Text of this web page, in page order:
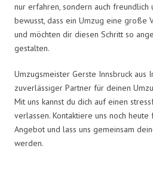
nur erfahren, sondern auch freundlich
bewusst, dass ein Umzug eine große
und möchten dir diesen Schritt so
gestalten.
Umzugsmeister Gerste Innsbruck aus
zuverlässiger Partner für deinen
Mit uns kannst du dich auf einen
verlassen. Kontaktiere uns noch
Angebot und lass uns gemeinsam
werden.